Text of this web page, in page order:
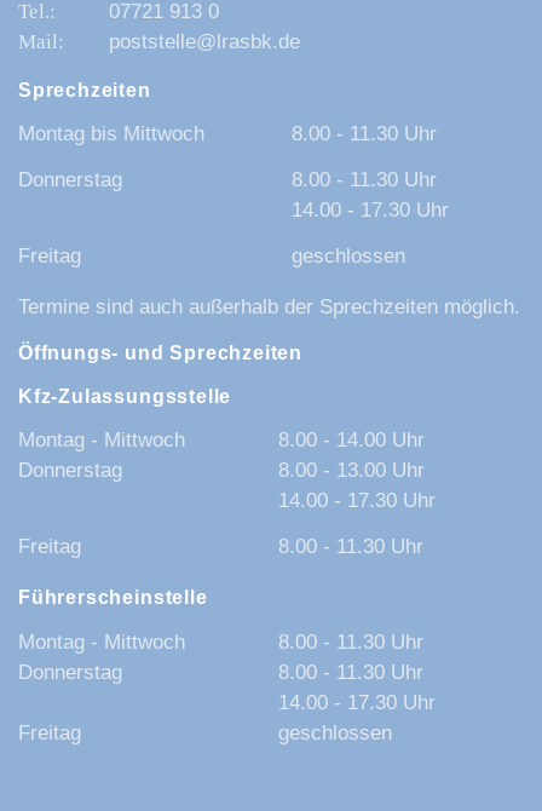
07721 913 0
poststelle@lrasbk.de
Sprechzeiten
Montag bis Mittwoch
8.00 - 11.30 Uhr
Donnerstag
8.00 - 11.30 Uhr
14.00 - 17.30 Uhr
Freitag
geschlossen
Termine sind auch außerhalb der Sprechzeiten möglich.
Öffnungs- und Sprechzeiten
Kfz-Zulassungsstelle
Montag - Mittwoch
8.00 - 14.00 Uhr
Donnerstag
8.00 - 13.00 Uhr
14.00 - 17.30 Uhr
Freitag
8.00 - 11.30 Uhr
Führerscheinstelle
Montag - Mittwoch
8.00 - 11.30 Uhr
Donnerstag
8.00 - 11.30 Uhr
14.00 - 17.30 Uhr
Freitag
geschlossen